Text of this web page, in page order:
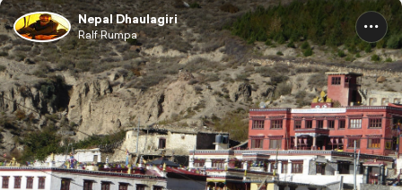
Nepal Dhaulagiri
Ralf Rumpa